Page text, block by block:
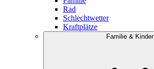
Rad
Schlechtwetter
Kraftplätze
Familie & Kinder